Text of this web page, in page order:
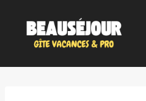
contenu